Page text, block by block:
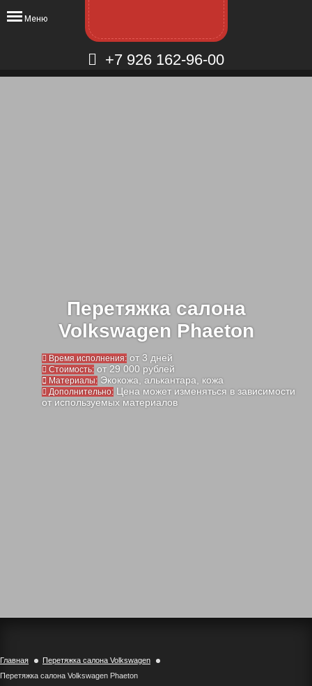
+7 926 162-96-00
Меню
Перетяжка салона
Volkswagen Phaeton
Время исполнения: от 3 дней
Стоимость: от 29 000 рублей
Материалы: Экокожа, алькантара, кожа
Дополнительно: Цена может изменяться в зависимости
от используемых материалов
Главная
Перетяжка салона Volkswagen
Перетяжка салона Volkswagen Phaeton